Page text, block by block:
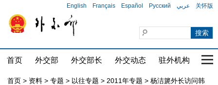
English Français Español Русский عربي 关怀版
首页 外交部 外交部长 外交动态 驻外机构 国
首页 > 资料 > 专题 > 以往专题 > 2011年专题 > 杨洁篪外长访问韩